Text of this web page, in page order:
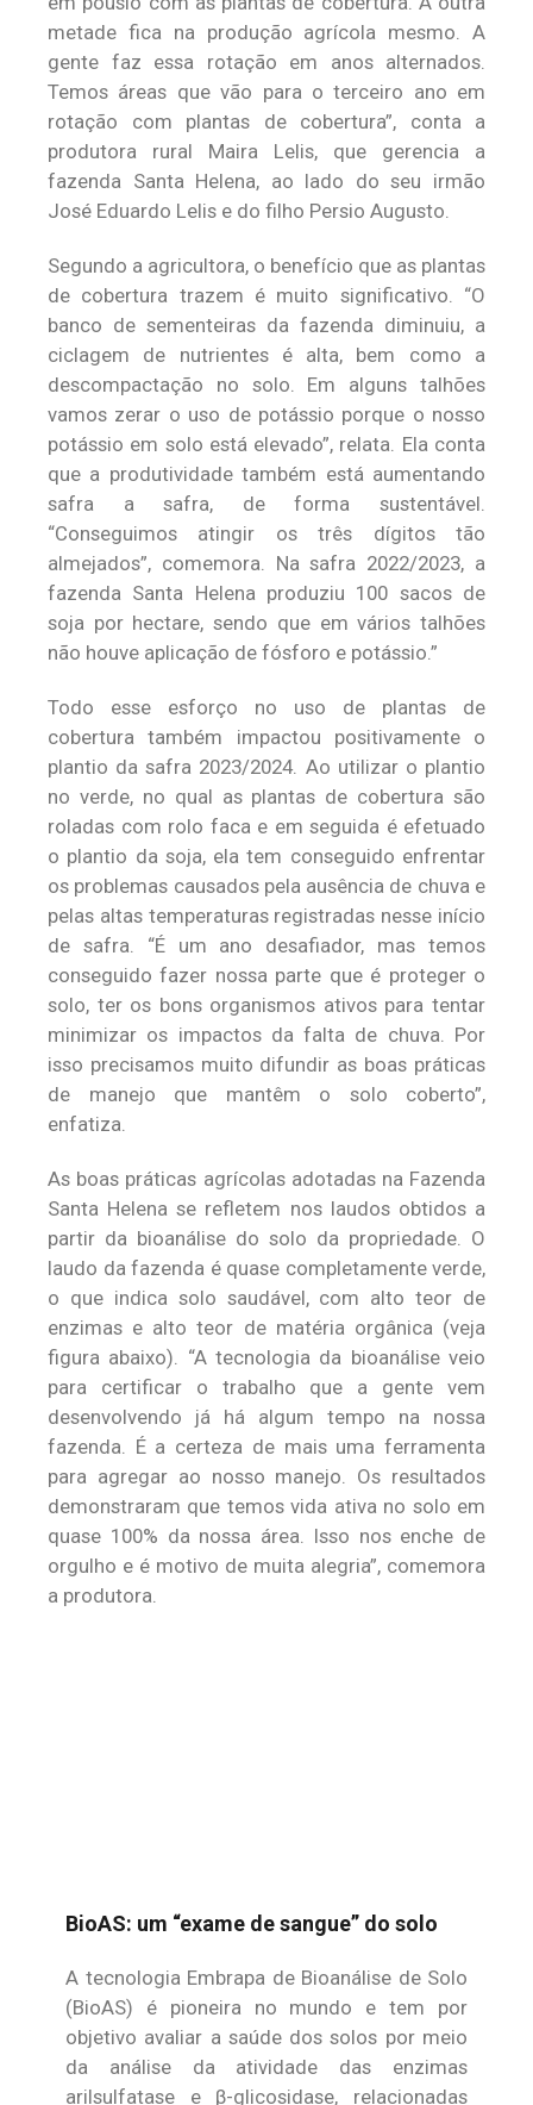
metade fica na produção agrícola mesmo. A
gente faz essa rotação em anos alternados.
Temos áreas que vão para o terceiro ano em
rotação com plantas de cobertura”, conta a
produtora rural Maira Lelis, que gerencia a
fazenda Santa Helena, ao lado do seu irmão
José Eduardo Lelis e do filho Persio Augusto.
Segundo a agricultora, o benefício que as plantas
de cobertura trazem é muito significativo. “O
banco de sementeiras da fazenda diminuiu, a
ciclagem de nutrientes é alta, bem como a
descompactação no solo. Em alguns talhões
vamos zerar o uso de potássio porque o nosso
potássio em solo está elevado”, relata. Ela conta
que a produtividade também está aumentando
safra a safra, de forma sustentável.
“Conseguimos atingir os três dígitos tão
almejados”, comemora. Na safra 2022/2023, a
fazenda Santa Helena produziu 100 sacos de
soja por hectare, sendo que em vários talhões
não houve aplicação de fósforo e potássio.”
Todo esse esforço no uso de plantas de
cobertura também impactou positivamente o
plantio da safra 2023/2024. Ao utilizar o plantio
no verde, no qual as plantas de cobertura são
roladas com rolo faca e em seguida é efetuado
o plantio da soja, ela tem conseguido enfrentar
os problemas causados pela ausência de chuva e
pelas altas temperaturas registradas nesse início
de safra. “É um ano desafiador, mas temos
conseguido fazer nossa parte que é proteger o
solo, ter os bons organismos ativos para tentar
minimizar os impactos da falta de chuva. Por
isso precisamos muito difundir as boas práticas
de manejo que mantêm o solo coberto”,
enfatiza.
As boas práticas agrícolas adotadas na Fazenda
Santa Helena se refletem nos laudos obtidos a
partir da bioanálise do solo da propriedade. O
laudo da fazenda é quase completamente verde,
o que indica solo saudável, com alto teor de
enzimas e alto teor de matéria orgânica (veja
figura abaixo). “A tecnologia da bioanálise veio
para certificar o trabalho que a gente vem
desenvolvendo já há algum tempo na nossa
fazenda. É a certeza de mais uma ferramenta
para agregar ao nosso manejo. Os resultados
demonstraram que temos vida ativa no solo em
quase 100% da nossa área. Isso nos enche de
orgulho e é motivo de muita alegria”, comemora
a produtora.
BioAS: um “exame de sangue” do solo
A tecnologia Embrapa de Bioanálise de Solo
(BioAS) é pioneira no mundo e tem por
objetivo avaliar a saúde dos solos por meio
da análise da atividade das enzimas
arilsulfatase e β-glicosidase, relacionadas